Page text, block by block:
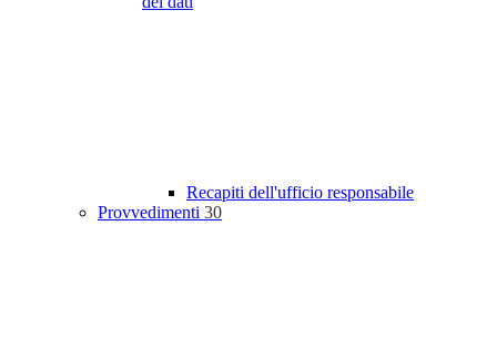
Recapiti dell'ufficio responsabile
Provvedimenti 30